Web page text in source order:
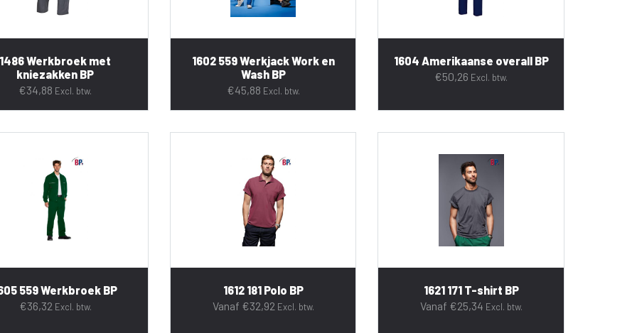
1486 Werkbroek met
kniezakken BP
€34,88 Excl. btw.
1602 559 Werkjack Work en
Wash BP
€45,88 Excl. btw.
1604 Amerikaanse overall BP
€50,26 Excl. btw.
559 Werkbroek BP
€36,32 Excl. btw.
1612 181 Polo BP
Vanaf €32,92 Excl. btw.
1621 171 T-shirt BP
Vanaf €25,34 Excl. btw.